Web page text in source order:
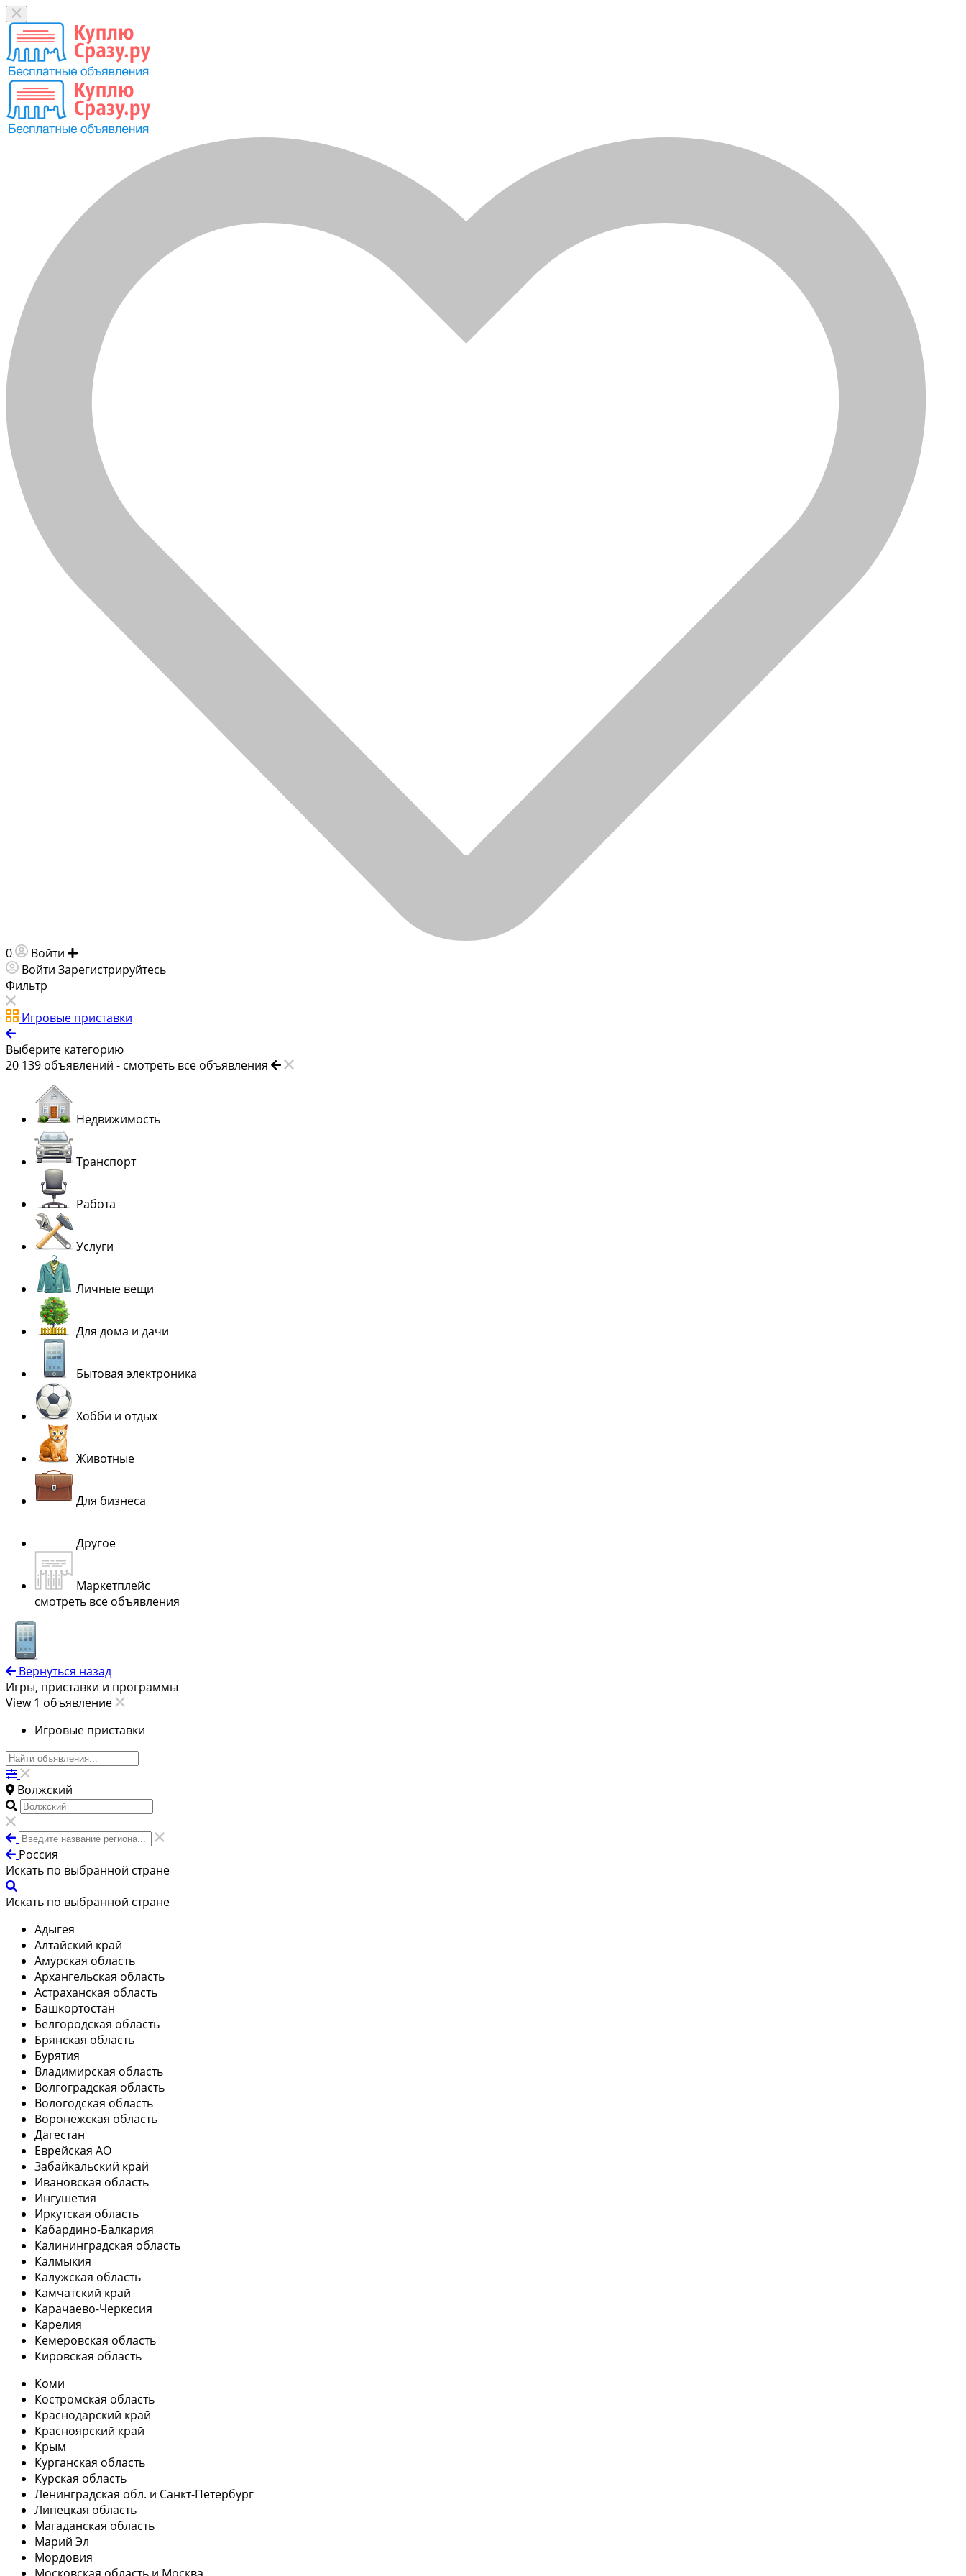
0 Войти
Войти Зарегистрируйтесь
Фильтр
Игровые приставки
Выберите категорию
20 139 объявлений - смотреть все объявления
Недвижимость
Транспорт
Работа
Услуги
Личные вещи
Для дома и дачи
Бытовая электроника
Хобби и отдых
Животные
Для бизнеса
Другое
Маркетплейс
смотреть все объявления
Вернуться назад
Игры, приставки и программы
View 1 объявление
Игровые приставки
Волжский
Россия
Искать по выбранной стране
Искать по выбранной стране
Адыгея
Алтайский край
Амурская область
Архангельская область
Астраханская область
Башкортостан
Белгородская область
Брянская область
Бурятия
Владимирская область
Волгоградская область
Вологодская область
Воронежская область
Дагестан
Еврейская АО
Забайкальский край
Ивановская область
Ингушетия
Иркутская область
Кабардино-Балкария
Калининградская область
Калмыкия
Калужская область
Камчатский край
Карачаево-Черкесия
Карелия
Кемеровская область
Кировская область
Коми
Костромская область
Краснодарский край
Красноярский край
Крым
Курганская область
Курская область
Ленинградская обл. и Санкт-Петербург
Липецкая область
Магаданская область
Марий Эл
Мордовия